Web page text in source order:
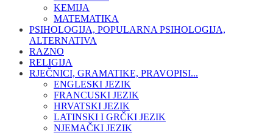
KEMIJA
MATEMATIKA
PSIHOLOGIJA, POPULARNA PSIHOLOGIJA,
ALTERNATIVA
RAZNO
RELIGIJA
RJEČNICI, GRAMATIKE, PRAVOPISI...
ENGLESKI JEZIK
FRANCUSKI JEZIK
HRVATSKI JEZIK
LATINSKI I GRČKI JEZIK
NJEMAČKI JEZIK